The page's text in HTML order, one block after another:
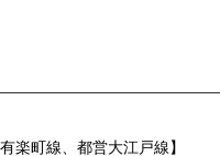
楽町線、都営大江戸線】